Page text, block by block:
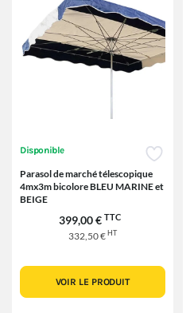
Disponible
Parasol de marché télescopique
4mx3m bicolore BLEU MARINE et
BEIGE
399,00 € TTC
332,50 € HT
VOIR LE PRODUIT